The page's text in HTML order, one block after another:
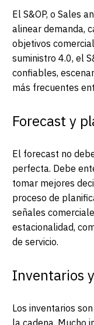
El S&OP, o Sales
alinear demanda,
objetivos
suministro 4.0, el
confiables,
más frecuentes
Forecast y
El forecast no
perfecta. Debe
tomar mejores
proceso de
señales
estacionalidad,
de servicio.
Inventarios
Los inventarios